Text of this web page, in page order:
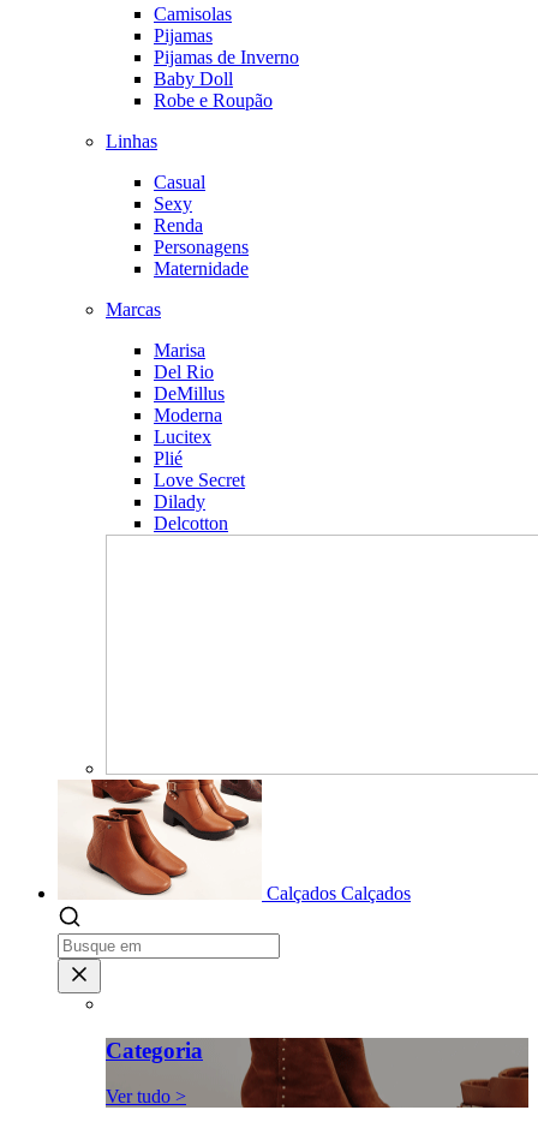
Camisolas
Pijamas
Pijamas de Inverno
Baby Doll
Robe e Roupão
Linhas
Casual
Sexy
Renda
Personagens
Maternidade
Marcas
Marisa
Del Rio
DeMillus
Moderna
Lucitex
Plié
Love Secret
Dilady
Delcotton
Calçados Calçados
Categoria
Ver tudo >